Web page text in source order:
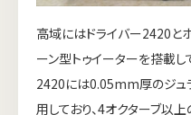
高域にはドライバー2420と
ーン型トゥイーターを搭載し
2420には0.05mm厚のジュ
用しており、4オクターブ以